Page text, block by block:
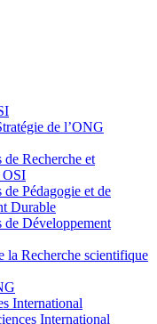
de l’ONG
de Recherche et
OSI
de Pédagogie et de
Durable
de Développement
la Recherche scientifique
International
International